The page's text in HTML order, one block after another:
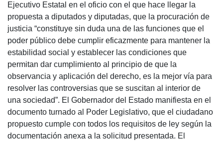
Ejecutivo Estatal en el oficio con el que hace llegar la
propuesta a diputados y diputadas, que la procuración de
justicia “constituye sin duda una de las funciones que el
poder público debe cumplir eficazmente para mantener la
estabilidad social y establecer las condiciones que
permitan dar cumplimiento al principio de que la
observancia y aplicación del derecho, es la mejor vía para
resolver las controversias que se suscitan al interior de
una sociedad”. El Gobernador del Estado manifiesta en el
documento turnado al Poder Legislativo, que el ciudadano
propuesto cumple con todos los requisitos de ley según la
documentación anexa a la solicitud presentada. El